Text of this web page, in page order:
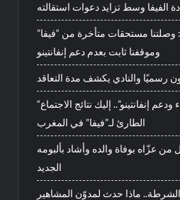
الفيفا وسط تزايد دعوات استقالته
وصلتنا مستحقات متأخرة من “فيفا”
وموقفنا ثابت بعدم دعم إنفانتينو
رسميًا والنادي يكشف مدة التعاقد
“اعتراف بوقوع أخطاء ودعم إنفانتينو”.. إليك نتائج الاجتماع
الطارئ لـ”فيفا” في المغرب
عزّاه بوفاة والده وأشاد بألبومه
الجديد
ماذا حدث لمدوّن المشاهير